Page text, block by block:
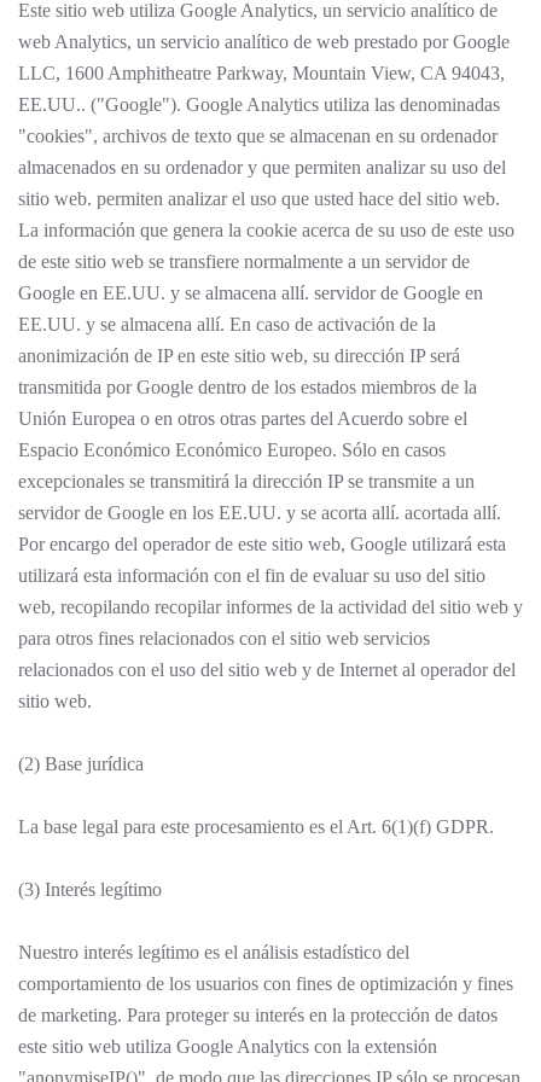
Este sitio web utiliza Google Analytics, un servicio analítico de
web Analytics, un servicio analítico de web prestado por Google
LLC, 1600 Amphitheatre Parkway, Mountain View, CA 94043,
EE.UU.. ("Google"). Google Analytics utiliza las denominadas
"cookies", archivos de texto que se almacenan en su ordenador
almacenados en su ordenador y que permiten analizar su uso del
sitio web. permiten analizar el uso que usted hace del sitio web.
La información que genera la cookie acerca de su uso de este uso
de este sitio web se transfiere normalmente a un servidor de
Google en EE.UU. y se almacena allí. servidor de Google en
EE.UU. y se almacena allí. En caso de activación de la
anonimización de IP en este sitio web, su dirección IP será
transmitida por Google dentro de los estados miembros de la
Unión Europea o en otros otras partes del Acuerdo sobre el
Espacio Económico Económico Europeo. Sólo en casos
excepcionales se transmitirá la dirección IP se transmite a un
servidor de Google en los EE.UU. y se acorta allí. acortada allí.
Por encargo del operador de este sitio web, Google utilizará esta
utilizará esta información con el fin de evaluar su uso del sitio
web, recopilando recopilar informes de la actividad del sitio web y
para otros fines relacionados con el sitio web servicios
relacionados con el uso del sitio web y de Internet al operador del
sitio web.
(2) Base jurídica
La base legal para este procesamiento es el Art. 6(1)(f) GDPR.
(3) Interés legítimo
Nuestro interés legítimo es el análisis estadístico del
comportamiento de los usuarios con fines de optimización y fines
de marketing. Para proteger su interés en la protección de datos
este sitio web utiliza Google Analytics con la extensión
"anonymiseIP()", de modo que las direcciones IP sólo se procesan